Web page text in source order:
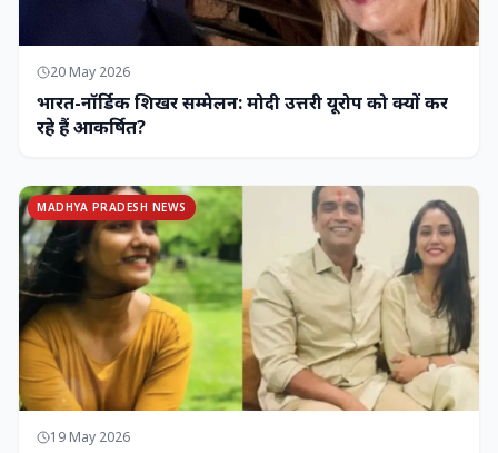
20 May 2026
भारत-नॉर्डिक शिखर सम्मेलन: मोदी उत्तरी यूरोप को क्यों कर
रहे हैं आकर्षित?
MADHYA PRADESH NEWS
19 May 2026